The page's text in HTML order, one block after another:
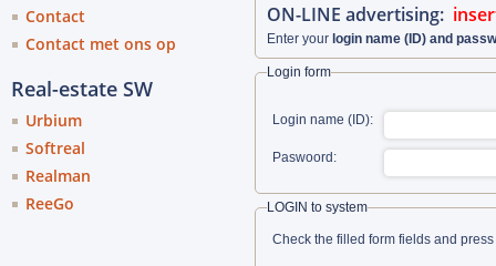
Contact
Contact met ons op
Real-estate SW
Urbium
Softreal
Realman
ReeGo
ON-LINE advertising:
Enter your login name (ID) and
Login form
Login name (ID):
Paswoord:
LOGIN to system
Check the filled form fields and